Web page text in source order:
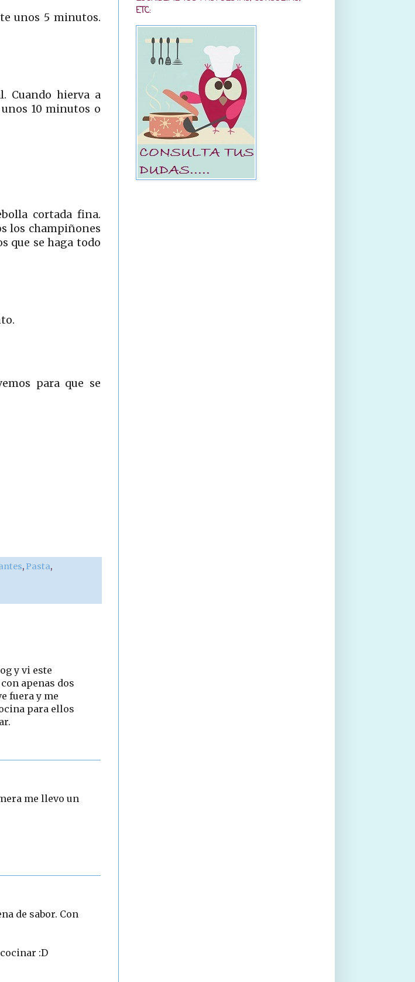
unos 5 minutos.
Cuando hierva a
10 minutos o
cortada fina.
los champiñones
que se haga todo
para que se
, Pasta,
y vi este
apenas dos
fuera y me
para ellos
me llevo un
de sabor. Con
:D
ETC: